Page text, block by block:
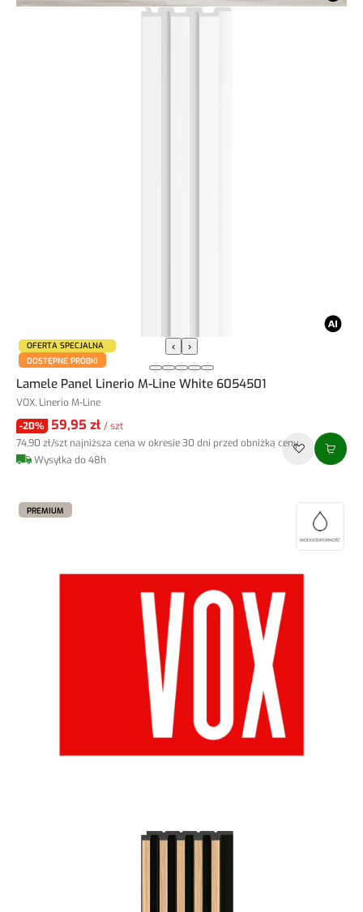
‹ ›
OFERTA SPECJALNA
DOSTĘPNE PRÓBKI
Lamele Panel Linerio M-Line White 6054501
VOX, Linerio M-Line
-20% 59,95 zł / szt
74,90 zł/szt najniższa cena w okresie 30 dni przed obniżką ceny
Wysyłka do 48h
PREMIUM